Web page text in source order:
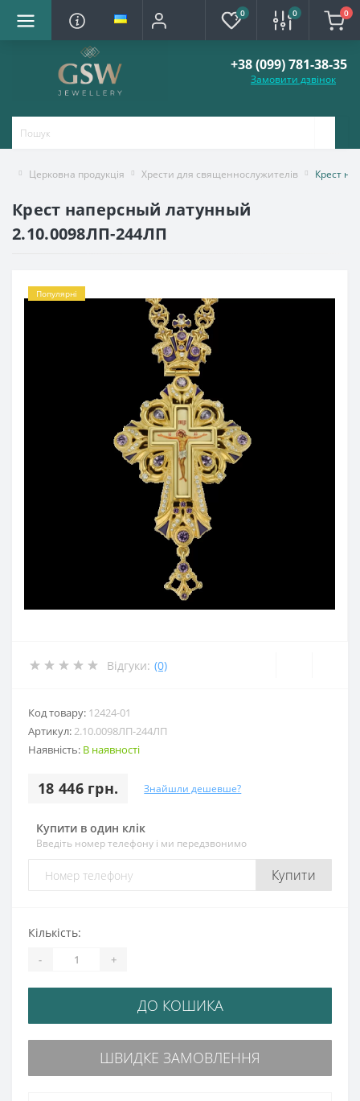
0 0 0
+38 (099) 781-38-35
Замовити дзвінок
Церковна продукція Хрести для священнослужителів Крест
Крест наперсный латунный
2.10.0098ЛП-244ЛП
Популярні
Відгуки: (0)
Код товару: 12424-01
Артикул:2.10.0098ЛП-244ЛП
Наявність: В наявності
18 446 грн. Знайшли дешевше?
Купити в один клік
Введіть номер телефону і ми передзвонимо
Купити
Кількість:
- +
ДО КОШИКА
ШВИДКЕ ЗАМОВЛЕННЯ